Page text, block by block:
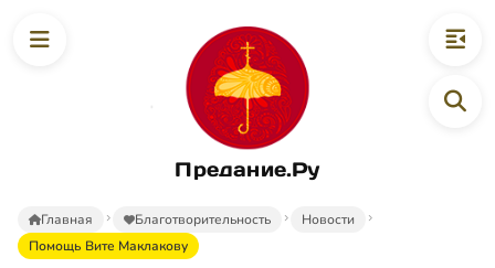
Предание.Ру
Главная Благотворительность
Новости
Помощь Вите Маклакову